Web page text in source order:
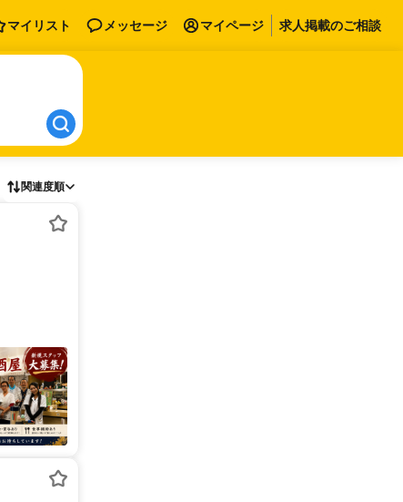
マイリスト メッセージ マイページ 求人掲載のご相談
関連度順